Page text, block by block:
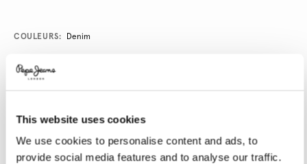
This website uses cookies
We use cookies to personalise content and ads, to
provide social media features and to analyse our traffic.
Promotions
Variations
COULEURS: Denim